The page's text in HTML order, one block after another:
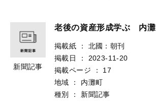
新聞記事
老後の資産形成学ぶ 内灘
掲載紙 ：
北國：朝刊
掲載日
：
2023-11-20
掲載ページ
：
17
地域
：
内灘町
種別
： 新聞記事